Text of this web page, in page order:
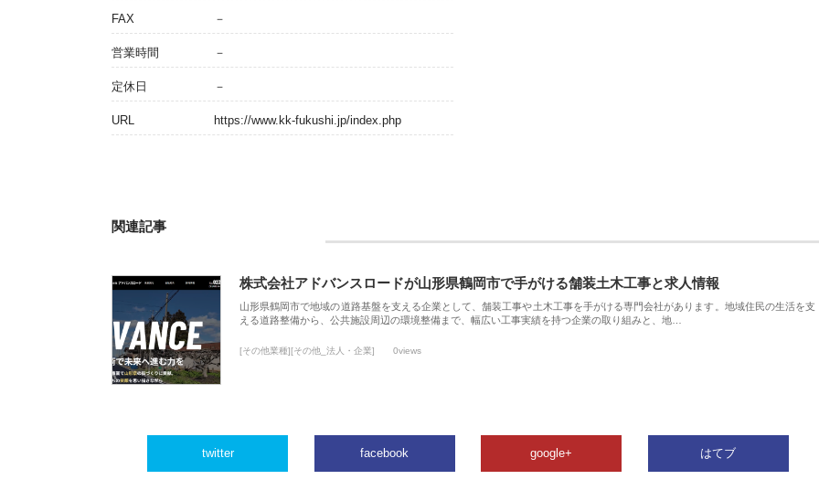
FAX －
営業時間 －
定休日 －
URL https://www.kk-fukushi.jp/index.php
関連記事
株式会社アドバンスロードが山形県鶴岡市で手がける舗装土木工事と求人情報
山形県鶴岡市で地域の道路基盤を支える企業として、舗装工事や土木工事を手がける専門会社があります。地域住民の生活を支
える道路整備から、公共施設周辺の環境整備まで、幅広い工事実績を持つ企業の取り組みと、地…
[その他業種][その他_法人・企業] 0views
twitter facebook google+ はてブ